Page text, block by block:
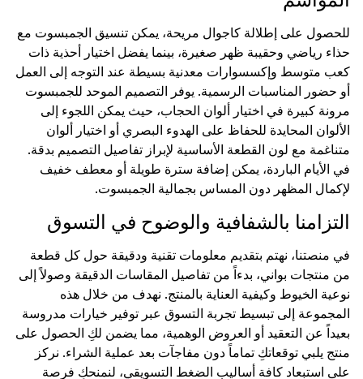
للحصول على إطلالة كاجوال مريحة، يمكن تنسيق الجمبسوت مع
حذاء رياضي وحقيبة ظهر صغيرة، بينما يفضل اختيار أحذية ذات
كعب متوسط وإكسسوارات معدنية بسيطة عند التوجه إلى العمل
أو حضور المناسبات الرسمية. يوفر التصميم الموحد للجمبسوت
مرونة كبيرة في اختيار ألوان الحجاب، حيث يمكن اللجوء إلى
الألوان المحايدة للحفاظ على الهدوء البصري أو اختيار ألوان
متناغمة مع لون القطعة الأساسية لإبراز تفاصيل التصميم بدقة.
في الأيام الباردة، يمكن إضافة سترة طويلة أو معطف خفيف
لإكمال المظهر دون المساس بجمالية الجمبسوت.
التزامنا بالشفافية والوضوح في التسوق
في منصتنا، نهتم بتقديم معلومات تقنية ودقيقة حول كل قطعة
من منتجات بواني، بدءاً من تفاصيل المقاسات الدقيقة وصولاً إلى
نوعية الخيوط وكيفية العناية بالمنتج. نهدف من خلال هذه
المجموعة إلى تبسيط تجربة التسوق عبر توفير خيارات مدروسة
بعيداً عن التعقيد أو العروض الوهمية، مما يضمن لكِ الحصول على
منتج يلبي توقعاتكِ تماماً دون مفاجآت بعد عملية الشراء. نركز
على استبعاد كافة أساليب الضغط التسويقي، لنمنحكِ فرصة